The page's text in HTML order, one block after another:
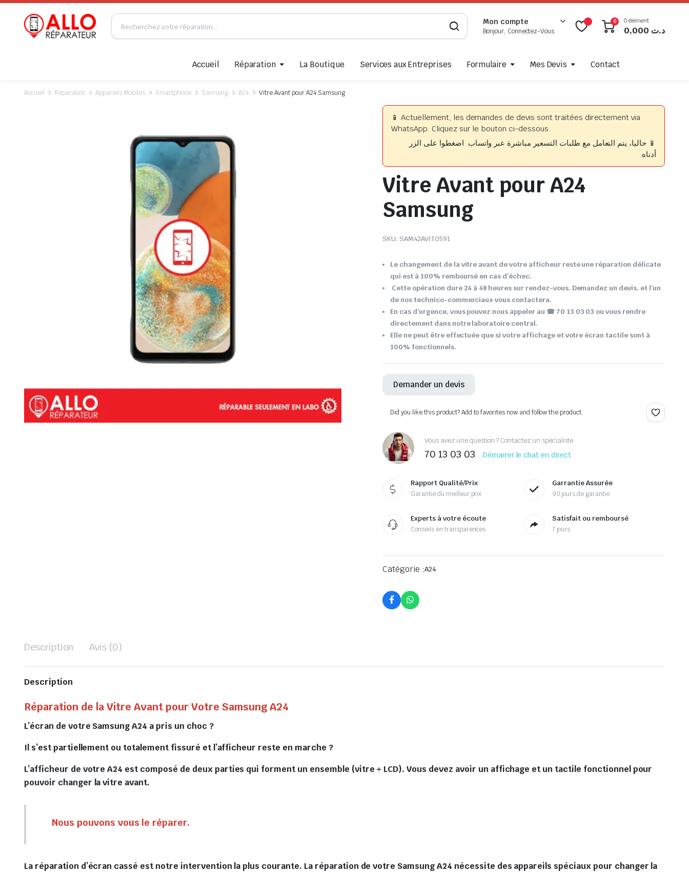
Mon compte
Bonjour, Connectez-Vous
0 0 élément
د.ت
Accueil Réparation La Boutique Services aux Entreprises Formulaire Mes Devis Contact
Accueil Réparation Appareils Mobiles Smartphone Samsung A24 Vitre Avant pour A24 Samsung
📱 Actuellement, les demandes de devis sont traitées directement via
WhatsApp. Cliquez sur le bouton ci-dessous.
📱 حاليا، يتم التعامل مع طلبات التسعير مباشرة عبر واتساب. اضغطوا على الزر
أدناه.
Vitre Avant pour A24
Samsung
SKU: SAM42AVIT0591
Le changement de la vitre avant de votre afficheur reste une réparation délicate
qui est à 100% remboursé en cas d’échec.
Cette opération dure 24 à 48 heures sur rendez-vous. Demandez un devis, et l’un
de nos technico-commerciaux vous contactera.
En cas d’urgence, vous pouvez nous appeler au ☎ 70 13 03 03 ou vous rendre
directement dans notre laboratoire central.
Elle ne peut être effectuée que si votre affichage et votre écran tactile sont à
100% fonctionnels.
Demander un devis
Did you like this product? Add to favorites now and follow the product.
Vous avez une question ? Contactez un spécialiste
70 13 03 03 Démarrer le chat en direct
Rapport Qualité/Prix
Garantie du meilleur prix
Garrantie Assurée
90 jours de garantie
Experts à votre écoute
Conseils en transparences
Satisfait ou remboursé
7 jours
Catégorie :A24
Description Avis (0)
Description
Réparation de la Vitre Avant pour Votre Samsung A24
L’écran de votre Samsung A24 a pris un choc ?
Il s’est partiellement ou totalement fissuré et l’afficheur reste en marche ?
L’afficheur de votre A24 est composé de deux parties qui forment un ensemble (vitre + LCD). Vous devez avoir un affichage et un tactile fonctionnel pour
pouvoir changer la vitre avant.
Nous pouvons vous le réparer.
La réparation d’écran cassé est notre intervention la plus courante. La réparation de votre Samsung A24 nécessite des appareils spéciaux pour changer la